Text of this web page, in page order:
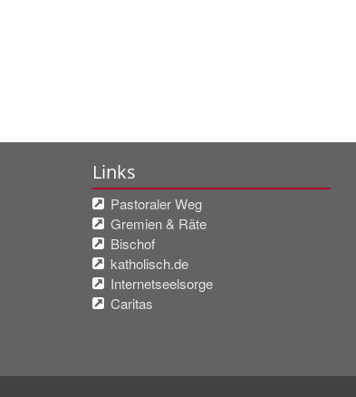
Links
Pastoraler Weg
Gremien & Räte
Bischof
katholisch.de
Internetseelsorge
Caritas